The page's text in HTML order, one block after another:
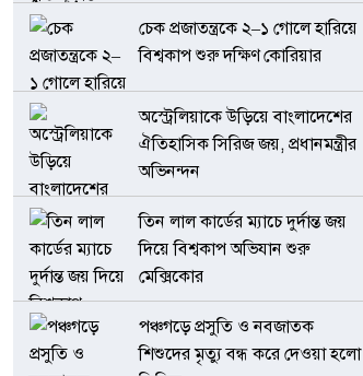
চেক প্রজাতন্ত্রকে ২–১ গোলে হারিয়ে
বিশ্বকাপ শুরু দক্ষিণ কোরিয়ার
অস্ট্রেলিয়াকে উড়িয়ে বাংলাদেশের
ঐতিহাসিক সিরিজ জয়, প্রধানমন্ত্রীর
অভিনন্দন
তিন লাল কার্ডের ম্যাচে দুর্দান্ত জয়
দিয়ে বিশ্বকাপ অভিযান শুরু
মেক্সিকোর
পঞ্চগড়ে প্রসুতি ও নবজাতক
শিশুদের মৃত্যু বন্ধ করে দেওয়া হলো